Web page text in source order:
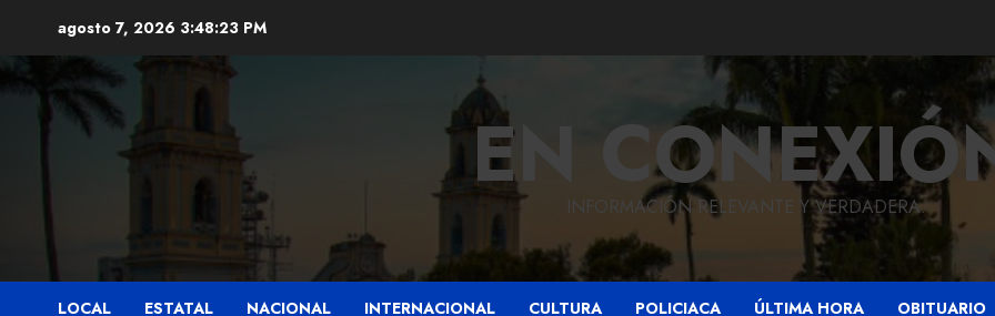
contenido
agosto 7, 2026 3:48:24 PM
ENINFORMACIÓN RELEVANTE Y VERDADERA.
LOCAL ESTATAL NACIONAL INTERNACIONAL CULTURA POLICIACA ÚLTIMA HORA OBITUARIO